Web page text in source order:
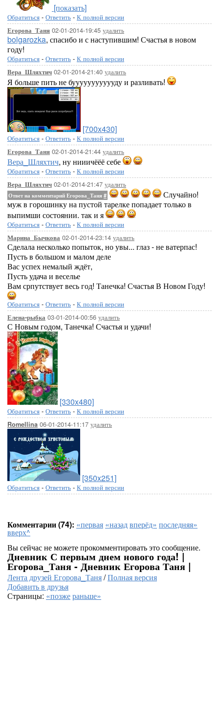
[показать]
Обратиться - Ответить - К полной версии
Егорова_Таня 02-01-2014-19:45 удалить
bolgarozka, спасибо и с наступившим! Счастья в новом
году!
Обратиться - Ответить - К полной версии
Вера_Шляхтич 02-01-2014-21:40 удалить
Я больше пить не буууууууууууду и разливать!
[700x430]
Обратиться - Ответить - К полной версии
Егорова_Таня 02-01-2014-21:44 удалить
Вера_Шляхтич, ну нииичёёё себе
Обратиться - Ответить - К полной версии
Вера_Шляхтич 02-01-2014-21:47 удалить
Ответ на комментарий Егорова_Таня #
Случайно!
муж в горошинку на пустой тарелке попадает только в
выпимши состоянии. так и я
Обратиться - Ответить - К полной версии
Марина_Бычкова 02-01-2014-23:14 удалить
Сделала несколько попыток, но увы... глаз - не ватерпас!
Пусть в большом и малом деле
Вас успех немалый ждёт,
Пусть удача и веселье
Вам српутствует весь год! Танечка! Счастья В Новом Году!
Обратиться - Ответить - К полной версии
Елена-рыбка 03-01-2014-00:56 удалить
С Новым годом, Танечка! Счастья и удачи!
[330x480]
Обратиться - Ответить - К полной версии
Romellina 06-01-2014-11:17 удалить
[350x251]
Обратиться - Ответить - К полной версии
Комментарии (74): «первая «назадвперёд» последняя»
вверх^
Вы сейчас не можете прокомментировать это сообщение.
Дневник С первым днем нового года! |
Егорова_Таня - Дневник Егорова Таня |
Лента друзей Егорова_Таня/Полная версия
Добавить в друзья
Страницы: «позжераньше»